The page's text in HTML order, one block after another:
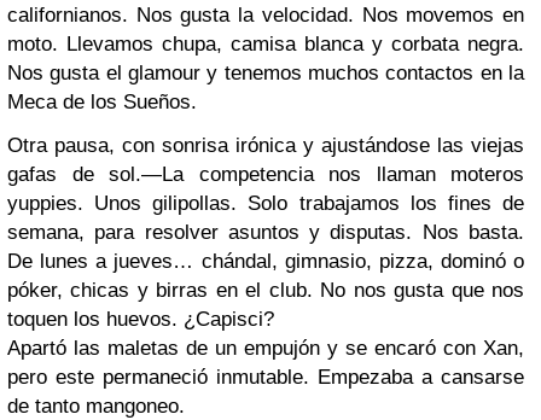
californianos. Nos gusta la velocidad. Nos movemos en
moto. Llevamos chupa, camisa blanca y corbata negra.
Nos gusta el glamour y tenemos muchos contactos en la
Meca de los Sueños.
Otra pausa, con sonrisa irónica y ajustándose las viejas
gafas de sol.—La competencia nos llaman moteros
yuppies. Unos gilipollas. Solo trabajamos los fines de
semana, para resolver asuntos y disputas. Nos basta.
De lunes a jueves… chándal, gimnasio, pizza, dominó o
póker, chicas y birras en el club. No nos gusta que nos
toquen los huevos. ¿Capisci?
Apartó las maletas de un empujón y se encaró con Xan,
pero este permaneció inmutable. Empezaba a cansarse
de tanto mangoneo.